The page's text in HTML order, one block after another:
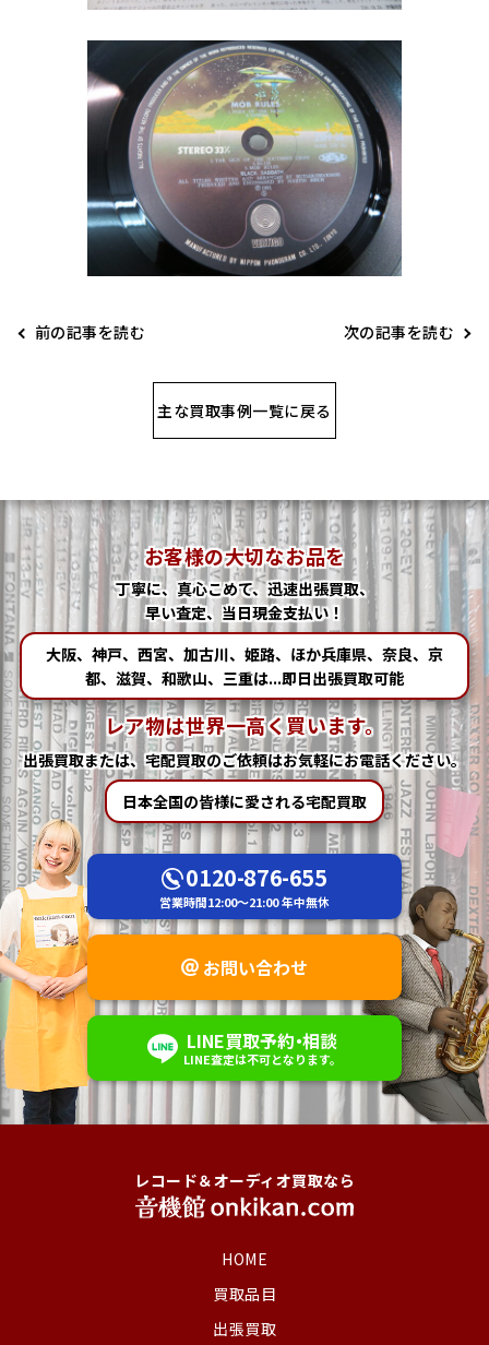
前の記事を読む 次の記事を読む
主な買取事例一覧に戻る
お客様の大切なお品を
丁寧に、真心こめて、迅速出張買取、
早い査定、当日現金支払い！
大阪、神戸、西宮、加古川、姫路、ほか兵庫県、奈良、京
都、滋賀、和歌山、三重は...即日出張買取可能
レア物は世界一高く買います。
出張買取または、宅配買取のご依頼はお気軽にお電話ください。
日本全国の皆様に愛される宅配買取
0120-876-655
営業時間12:00～21:00年中無休
お問い合わせ
LINE買取予約・相談
LINE査定は不可となります。
レコード＆オーディオ買取なら
HOME
買取品目
出張買取